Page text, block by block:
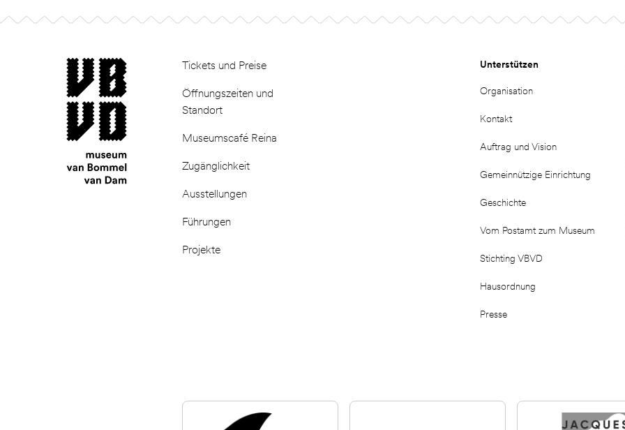
Tickets und Preise
Öffnungszeiten und
Standort
Museumscafé Reina
Zugänglichkeit
Ausstellungen
Führungen
Projekte
museum van Bommel van Dam Unterstützen
Organisation
Kontakt
Auftrag und Vision
Gemeinnützige Einrichtung
Geschichte
Vom Postamt zum Museum
Stichting VBVD
Hausordnung
Presse